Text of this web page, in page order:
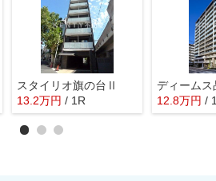
スタイリオ旗の台Ⅱ
13.2万円 / 1R
ディームス
12.8万円 /